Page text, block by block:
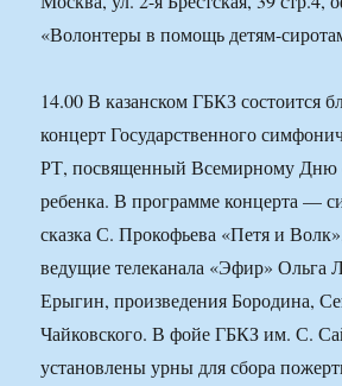
«Волонтеры в помощь детям-
14.00 В казанском ГБКЗ состоится
концерт Государственного
РТ, посвященный Всемирному Дню
ребенка. В программе концерта —
сказка С. Прокофьева «Петя и
ведущие телеканала «Эфир» Ольга
Ерыгин, произведения Бородина,
Чайковского. В фойе ГБКЗ им. С.
установлены урны для сбора